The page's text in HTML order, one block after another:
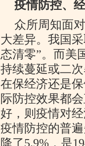
疫情防控、
众所周知面
大差异。我国
态清零”。而美
持续蔓延或二
在保经济还是
际防控效果都
好，则疫情对
疫情防控的普
降了5.9% ，是